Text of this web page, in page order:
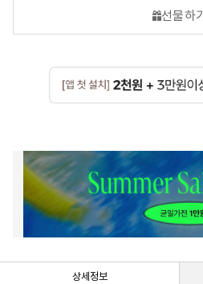
선물하기
상세정보